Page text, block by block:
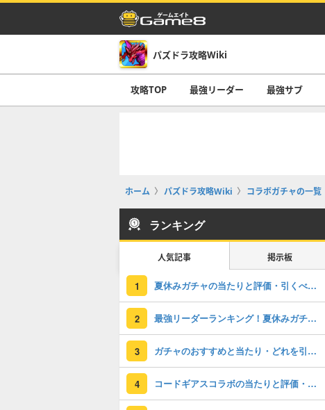
パズドラ攻略Wiki
攻略TOP 最強リーダー 最強サブ
ホーム パズドラ攻略Wiki コラボガチャの一覧
ランキング
人気記事 掲示板
1 夏休みガチャの当たりと評価・引くべき？
2 最強リーダーランキング！夏休みガチャの評価掲載
3 ガチャのおすすめと当たり・どれを引くべき？
4 コードギアスコラボの当たりと評価・引くべき？